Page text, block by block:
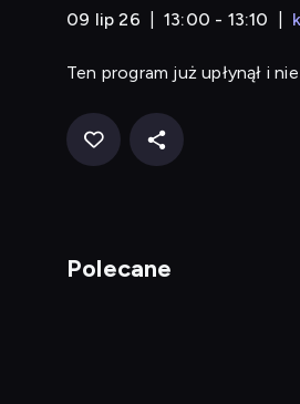
09 lip 26 13:00 - 13:10
Ten program już upłynął i
Polecane